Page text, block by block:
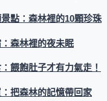
點：森林裡的10顆珍珠
森林裡的夜未眠
餵飽肚子才有力氣走！
把森林的記憶帶回家